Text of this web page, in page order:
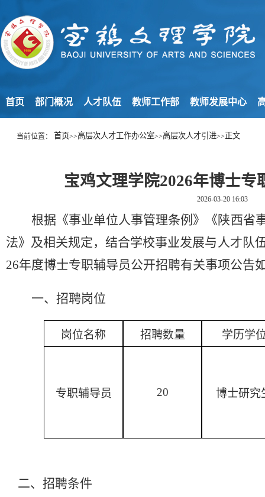
首页 部门概况 人才队伍 教师工作部 教师发展中心
当前位置： 首页>>高层次人才工作办公室>>高层次人才引进>> 正文
宝鸡文理学院2026年博士专
2026-03-20 16:03
根据《事业单位人事管理条例》《陕西省
法》及相关规定，结合学校事业发展与人才队
26年度博士专职辅导员公开招聘有关事项公告
一、招聘岗位
岗位名称 招聘数量 学历学
专职辅导员 20 博士研究
二、招聘条件